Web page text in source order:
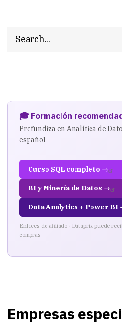
🎓 Formación
Profundiza en Analítica de
español:
Curso SQL completo →
BI y Minería de Datos →
Data Analytics + Power BI
Enlaces de afiliado · Dataprix puede
compras
Empresas